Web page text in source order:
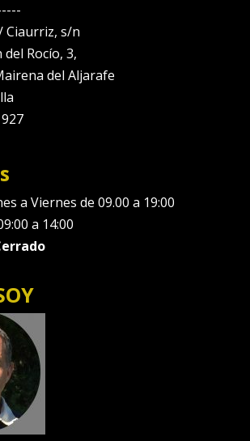
Ciaurriz, s/n
del Rocío, 3,
del Aljarafe
a Viernes de 09.00 a 19:00
a 14:00